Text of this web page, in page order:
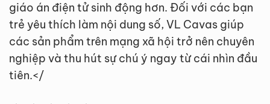
giáo án điện tử sinh động hơn. Đối với các bạn
trẻ yêu thích làm nội dung số, VL Cavas giúp
các sản phẩm trên mạng xã hội trở nên chuyên
nghiệp và thu hút sự chú ý ngay từ cái nhìn đầu
tiên.</